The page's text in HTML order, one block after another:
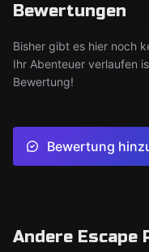
Bewertungen
Bisher gibt es hier noch
Ihr Abenteuer verlaufen
Bewertung!
Bewertung
Andere Escape